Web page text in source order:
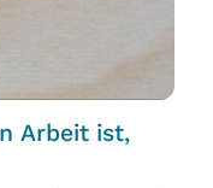
Arbeit ist,